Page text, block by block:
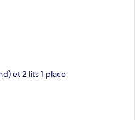
et 2 lits 1 place